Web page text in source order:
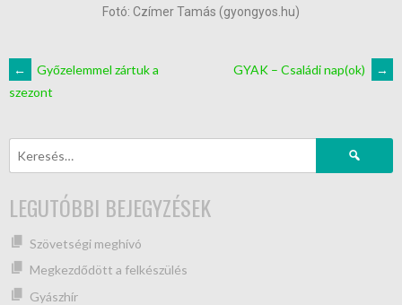
Fotó: Czímer Tamás (gyongyos.hu)
←
Győzelemmel zártuk a
szezont
GYAK – Családi nap(ok) →
LEGUTÓBBI BEJEGYZÉSEK
Szövetségi meghívó
Megkezdődött a felkészülés
Gyászhír